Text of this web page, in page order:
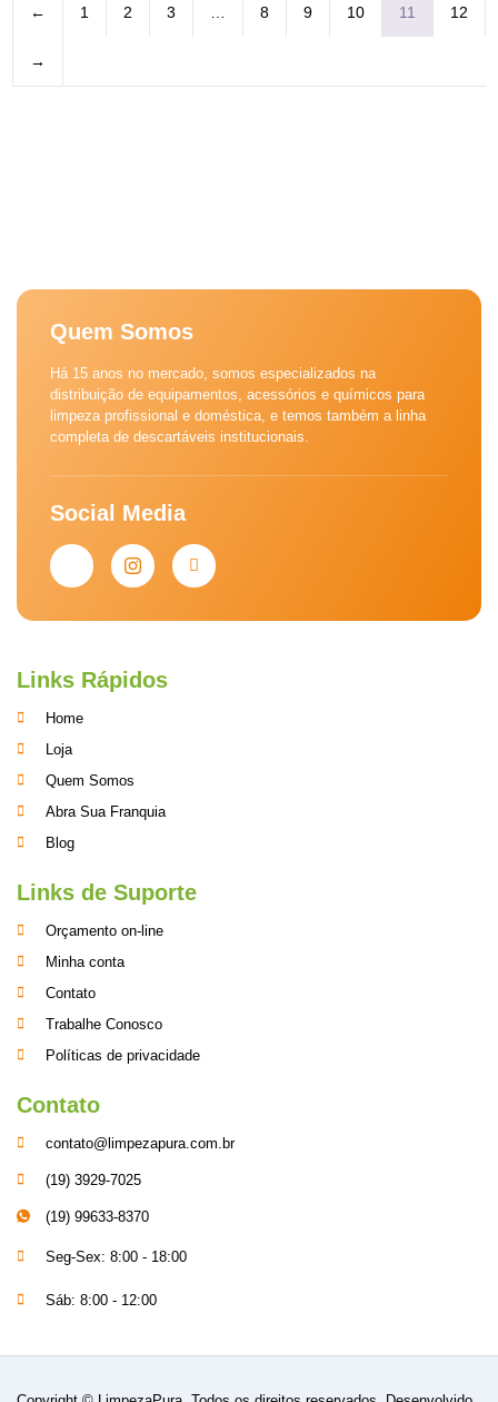
← 1 2 3 … 8 9 10 11 12
→
Quem Somos
Há 15 anos no mercado, somos especializados na
distribuição de equipamentos, acessórios e químicos para
limpeza profissional e doméstica, e temos também a linha
completa de descartáveis institucionais.
Social Media
Links Rápidos
Home
Loja
Quem Somos
Abra Sua Franquia
Blog
Links de Suporte
Orçamento on-line
Minha conta
Contato
Trabalhe Conosco
Políticas de privacidade
Contato
contato@limpezapura.com.br
(19) 3929-7025
(19) 99633-8370
Seg-Sex: 8:00 - 18:00
Sáb: 8:00 - 12:00